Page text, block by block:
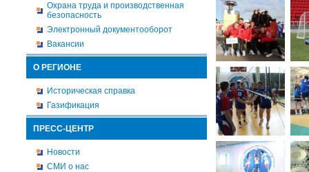
Охрана труда и производственная
безопасность
Электронный документооборот
Вакансии
О РЕГИОНЕ
Историческая справка
Газификация
ПРЕСС-ЦЕНТР
Новости
СМИ о нас